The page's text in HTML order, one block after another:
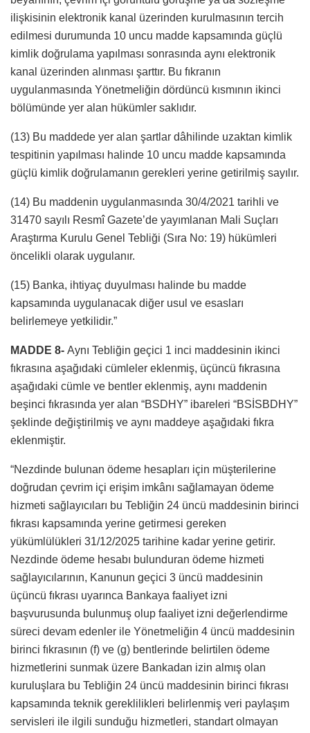
ilişkisinin elektronik kanal üzerinden kurulmasının tercih
edilmesi durumunda 10 uncu madde kapsamında güçlü
kimlik doğrulama yapılması sonrasında aynı elektronik
kanal üzerinden alınması şarttır. Bu fıkranın
uygulanmasında Yönetmeliğin dördüncü kısmının ikinci
bölümünde yer alan hükümler saklıdır.
(13) Bu maddede yer alan şartlar dâhilinde uzaktan kimlik
tespitinin yapılması halinde 10 uncu madde kapsamında
güçlü kimlik doğrulamanın gerekleri yerine getirilmiş sayılır.
(14) Bu maddenin uygulanmasında 30/4/2021 tarihli ve
31470 sayılı Resmî Gazete’de yayımlanan Mali Suçları
Araştırma Kurulu Genel Tebliği (Sıra No: 19) hükümleri
öncelikli olarak uygulanır.
(15) Banka, ihtiyaç duyulması halinde bu madde
kapsamında uygulanacak diğer usul ve esasları
belirlemeye yetkilidir.”
MADDE 8- Aynı Tebliğin geçici 1 inci maddesinin ikinci
fıkrasına aşağıdaki cümleler eklenmiş, üçüncü fıkrasına
aşağıdaki cümle ve bentler eklenmiş, aynı maddenin
beşinci fıkrasında yer alan “BSDHY” ibareleri “BSİSBDHY”
şeklinde değiştirilmiş ve aynı maddeye aşağıdaki fıkra
eklenmiştir.
“Nezdinde bulunan ödeme hesapları için müşterilerine
doğrudan çevrim içi erişim imkânı sağlamayan ödeme
hizmeti sağlayıcıları bu Tebliğin 24 üncü maddesinin birinci
fıkrası kapsamında yerine getirmesi gereken
yükümlülükleri 31/12/2025 tarihine kadar yerine getirir.
Nezdinde ödeme hesabı bulunduran ödeme hizmeti
sağlayıcılarının, Kanunun geçici 3 üncü maddesinin
üçüncü fıkrası uyarınca Bankaya faaliyet izni
başvurusunda bulunmuş olup faaliyet izni değerlendirme
süreci devam edenler ile Yönetmeliğin 4 üncü maddesinin
birinci fıkrasının (f) ve (g) bentlerinde belirtilen ödeme
hizmetlerini sunmak üzere Bankadan izin almış olan
kuruluşlara bu Tebliğin 24 üncü maddesinin birinci fıkrası
kapsamında teknik gereklilikleri belirlenmiş veri paylaşım
servisleri ile ilgili sunduğu hizmetleri, standart olmayan